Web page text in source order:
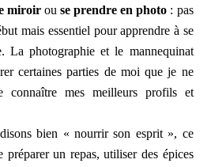
miroir ou se prendre en photo : pas
mais essentiel pour apprendre à se
La photographie et le mannequinat
certaines parties de moi que je ne
connaître mes meilleurs profils et
bien « nourrir son esprit », ce
préparer un repas, utiliser des épices